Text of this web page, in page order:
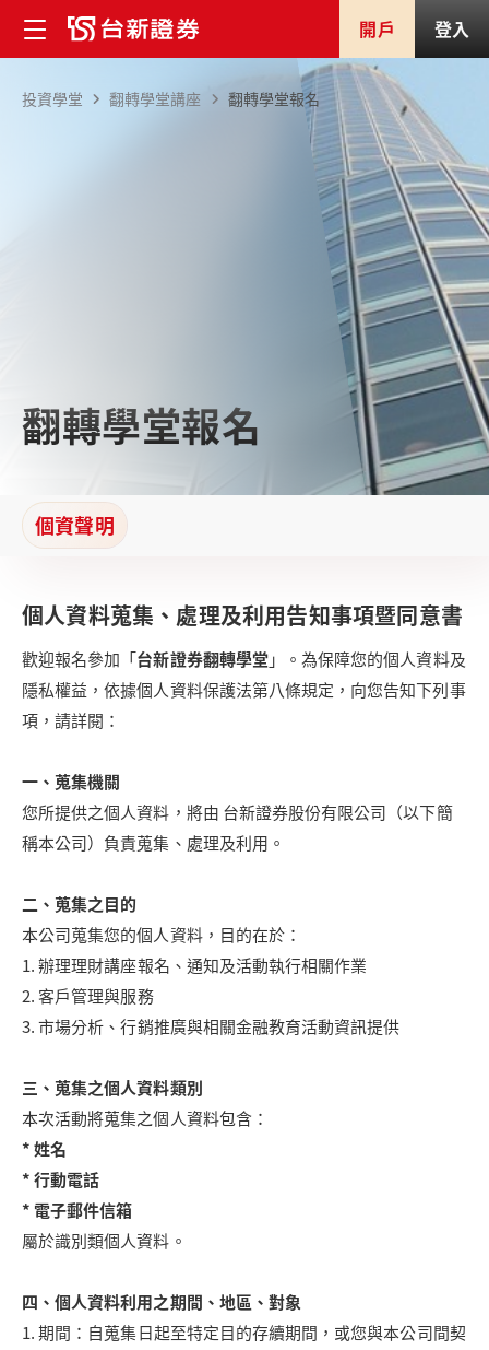
開戶 登入
投資學堂 翻轉學堂講座 翻轉學堂報名
翻轉學堂報名
個資聲明
個資聲明
個人資料蒐集、處理及利用告知事項暨同意書
歡迎報名參加「台新證券翻轉學堂」。為保障您的個人資料及
隱私權益，依據個人資料保護法第八條規定，向您告知下列事
項，請詳閱：
一、蒐集機關
您所提供之個人資料，將由 台新證券股份有限公司（以下簡
稱本公司）負責蒐集、處理及利用。
二、蒐集之目的
本公司蒐集您的個人資料，目的在於：
1. 辦理理財講座報名、通知及活動執行相關作業
2. 客戶管理與服務
3. 市場分析、行銷推廣與相關金融教育活動資訊提供
三、蒐集之個人資料類別
本次活動將蒐集之個人資料包含：
* 姓名
* 行動電話
* 電子郵件信箱
屬於識別類個人資料。
四、個人資料利用之期間、地區、對象
1. 期間：自蒐集日起至特定目的存續期間，或您與本公司間契